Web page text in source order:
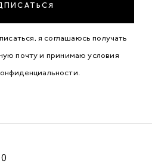
я соглашаюсь получать
почту и принимаю условия
.